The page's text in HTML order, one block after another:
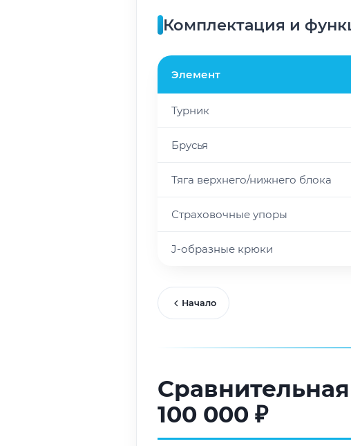
Комплектация и
Элемент
Турник
Брусья
Тяга верхнего/нижнего блока
Страховочные упоры
J-образные крюки
Начало
100 000 ₽